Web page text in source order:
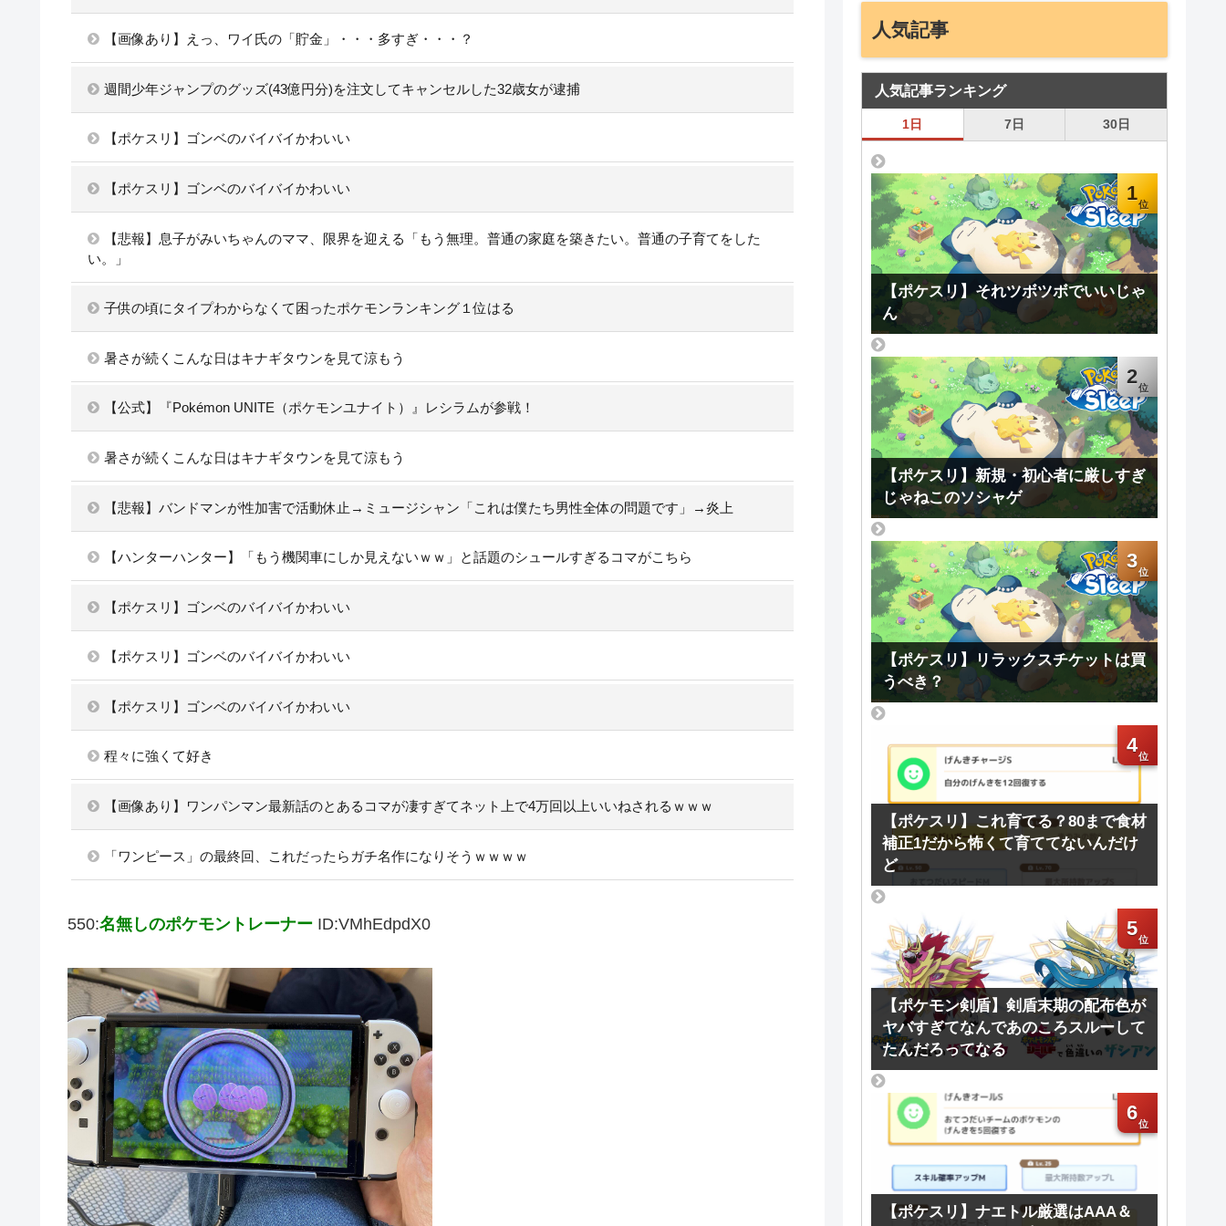
【画像あり】えっ、ワイ氏の「貯金」・・・多すぎ・・・？
週間少年ジャンプのグッズ(43億円分)を注文してキャンセルした32歳女が逮捕
【ポケスリ】ゴンベのバイバイかわいい
【ポケスリ】ゴンベのバイバイかわいい
【悲報】息子がみいちゃんのママ、限界を迎える「もう無理。普通の家庭を築きたい。普通の子育てをした
い。」
子供の頃にタイプわからなくて困ったポケモンランキング１位はる
暑さが続くこんな日はキナギタウンを見て涼もう
【公式】『Pokémon UNITE（ポケモンユナイト）』レシラムが参戦！
暑さが続くこんな日はキナギタウンを見て涼もう
【悲報】バンドマンが性加害で活動休止→ミュージシャン「これは僕たち男性全体の問題です」→炎上
【ハンターハンター】「もう機関車にしか見えないｗｗ」と話題のシュールすぎるコマがこちら
【ポケスリ】ゴンベのバイバイかわいい
【ポケスリ】ゴンベのバイバイかわいい
【ポケスリ】ゴンベのバイバイかわいい
程々に強くて好き
【画像あり】ワンパンマン最新話のとあるコマが凄すぎてネット上で4万回以上いいねされるｗｗｗ
「ワンピース」の最終回、これだったらガチ名作になりそうｗｗｗｗ
550:名無しのポケモントレーナー ID:VMhEdpdX0
人気記事
人気記事ランキング
1日 7日 30日
1
【ポケスリ】それツボツボでいいじゃ
ん
2
【ポケスリ】新規・初心者に厳しすぎ
じゃねこのソシャゲ
3
【ポケスリ】リラックスチケットは買
うべき？
4
【ポケスリ】これ育てる？80まで食材
補正1だから怖くて育ててないんだけ
ど
5
【ポケモン剣盾】剣盾末期の配布色が
ヤバすぎてなんであのころスルーして
たんだろってなる
6
【ポケスリ】ナエトル厳選はAAA＆